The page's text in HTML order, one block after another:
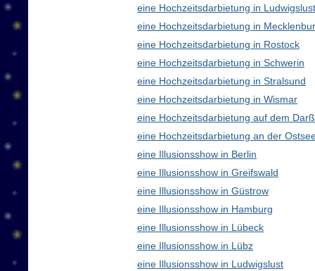
eine Hochzeitsdarbietung in Ludwigslust
eine Hochzeitsdarbietung in
eine Hochzeitsdarbietung in Rostock
eine Hochzeitsdarbietung in Schwerin
eine Hochzeitsdarbietung in Stralsund
eine Hochzeitsdarbietung in Wismar
eine Hochzeitsdarbietung auf dem Darß
eine Hochzeitsdarbietung an der
eine Illusionsshow in Berlin
eine Illusionsshow in Greifswald
eine Illusionsshow in Güstrow
eine Illusionsshow in Hamburg
eine Illusionsshow in Lübeck
eine Illusionsshow in Lübz
eine Illusionsshow in Ludwigslust